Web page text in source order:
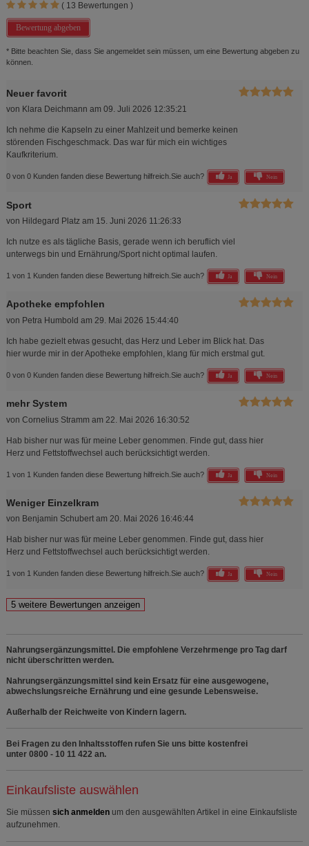
( 13 Bewertungen )
Bewertung abgeben
* Bitte beachten Sie, dass Sie angemeldet sein müssen, um eine Bewertung abgeben zu
können.
Neuer favorit
von Klara Deichmann am 09. Juli 2026 12:35:21
Ich nehme die Kapseln zu einer Mahlzeit und bemerke keinen
störenden Fischgeschmack. Das war für mich ein wichtiges
Kaufkriterium.
0 von 0 Kunden fanden diese Bewertung hilfreich. Sie auch? Ja Nein
Sport
von Hildegard Platzam 15. Juni 2026 11:26:33
Ich nutze es als tägliche Basis, gerade wenn ich beruflich viel
unterwegs bin und Ernährung/Sport nicht optimal laufen.
1 von 1 Kunden fanden diese Bewertung hilfreich. Sie auch? Ja Nein
Apotheke empfohlen
von Petra Humbold am 29. Mai 2026 15:44:40
Ich habe gezielt etwas gesucht, das Herz und Leber im Blick hat. Das
hier wurde mir in der Apotheke empfohlen, klang für mich erstmal gut.
0 von 0 Kunden fanden diese Bewertung hilfreich. Sie auch? Ja Nein
mehr System
von Cornelius Stramm am 22. Mai 2026 16:30:52
Hab bisher nur was für meine Leber genommen. Finde gut, dass hier
Herz und Fettstoffwechsel auch berücksichtigt werden.
1 von 1 Kunden fanden diese Bewertung hilfreich. Sie auch? Ja Nein
Weniger Einzelkram
von Benjamin Schubertam 20. Mai 2026 16:46:44
Hab bisher nur was für meine Leber genommen. Finde gut, dass hier
Herz und Fettstoffwechsel auch berücksichtigt werden.
1 von 1 Kunden fanden diese Bewertung hilfreich.Sie auch? Ja Nein
Nahrungsergänzungsmittel. Die empfohlene Verzehrmenge pro Tag darf
nicht überschritten werden.
Nahrungsergänzungsmittel sind kein Ersatz für eine ausgewogene,
abwechslungsreiche Ernährung und eine gesunde Lebensweise.
Außerhalb der Reichweite von Kindern lagern.
Bei Fragen zu den Inhaltsstoffen rufen Sie uns bitte kostenfrei
unter 0800 - 10 11 422 an.
Einkaufsliste auswählen
Sie müssen sich anmelden um den ausgewählten Artikel in eine Einkaufsliste
aufzunehmen.